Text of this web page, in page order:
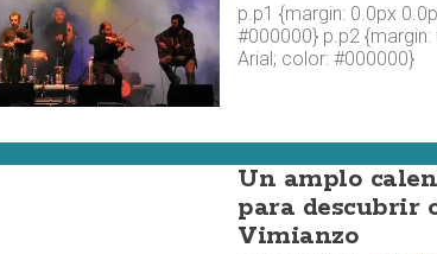
p.p1 {margin: 0.0px
#000000} p.p2
Arial; color: #000000}
Un amplo
para descubrir
Vimianzo